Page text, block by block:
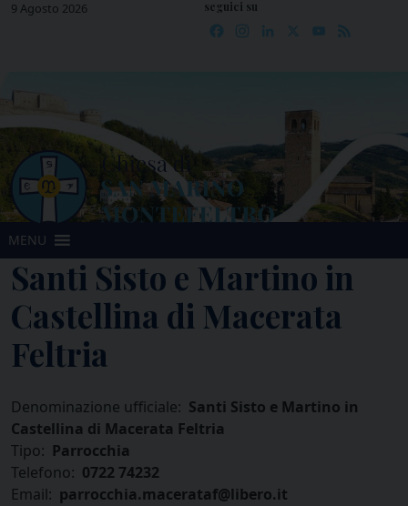
Skip9 Agosto 2026 seguici su
Facebook
Instagram
LinkedIn YouTube
MENU
Santi Sisto e Martino in
Castellina di Macerata
Feltria
Denominazione ufficiale: Santi Sisto e Martino in
Castellina di Macerata Feltria
Tipo: Parrocchia
Telefono: 0722 74232
Email: parrocchia.macerataf@libero.it